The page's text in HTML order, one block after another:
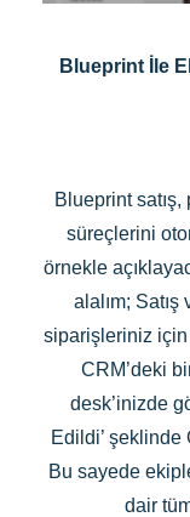
Blueprint İle
Blueprint satış,
süreçlerini
örnekle
alalım;
siparişleriniz
CRM’deki
desk’inizde
Edildi’ şeklinde
Bu sayede
dair